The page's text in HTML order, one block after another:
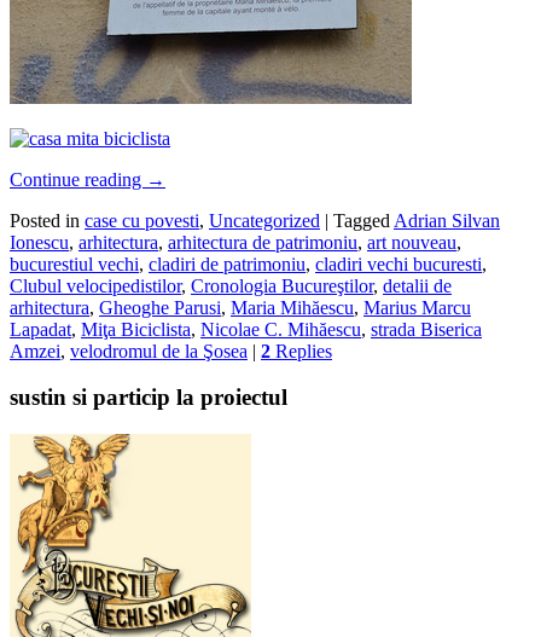
Continue reading →
Posted in case cu povesti, Uncategorized | Tagged Adrian Silvan
Ionescu, arhitectura, arhitectura de patrimoniu, art nouveau,
bucurestiul vechi, cladiri de patrimoniu, cladiri vechi bucuresti,
Clubul velocipedistilor, Cronologia Bucureştilor, detalii de
arhitectura, Gheoghe Parusi, Maria Mihăescu, Marius Marcu
Lapadat, Miţa Biciclista, Nicolae C. Mihăescu, strada Biserica
Amzei, velodromul de la Şosea | 2 Replies
sustin si particip la proiectul